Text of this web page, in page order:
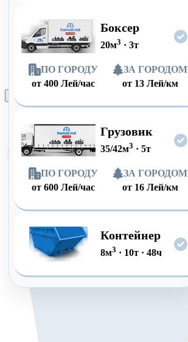
Боксер
20м3 · 3т
ПО ГОРОДУ
от 400 Лей/час
ЗА ГОРОДОМ
от 13 Лей/км
Грузовик
35/42м3 · 5т
ПО ГОРОДУ
от 600 Лей/час
ЗА ГОРОДОМ
от 16 Лей/км
Контейнер
8м3 · 10т· 48ч
Оформить заказ